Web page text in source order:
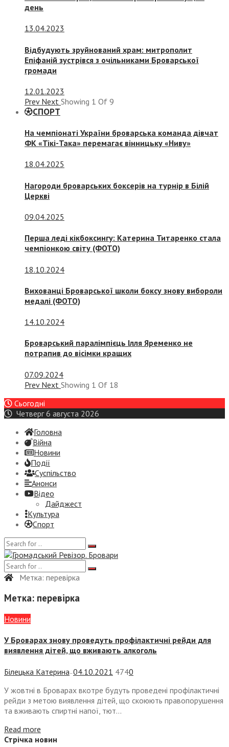
день
13.04.2023
Відбудують зруйнований храм: митрополит
Епіфаній зустрівся з очільниками Броварської
громади
12.01.2023
Prev Next Showing 1 Of 9
СПОРТ
На чемпіонаті України броварська команда дівчат
ФК «Тікі-Така» перемагає вінницьку «Ниву»
18.04.2025
Нагороди броварських боксерів на турнір в Білій
Церкві
09.04.2025
Перша леді кікбоксингу: Катерина Титаренко стала
чемпіонкою світу (ФОТО)
18.10.2024
Вихованці Броварської школи боксу знову вибороли
медалі (ФОТО)
14.10.2024
Броварський паралімпієць Ілля Яременко не
потрапив до вісімки кращих
07.09.2024
Prev Next Showing 1 Of 18
Сьогодні
Четверг 6 августа 2026
Головна
Війна
Новини
Події
Суспiльство
Анонси
Відео
Дайджест
Культура
Спорт
Метка: перевірка
Метка: перевірка
Новини
У Броварах знову проведуть профілактичні рейди для
виявлення дітей, що вживають алкоголь
Білецька Катерина —04.10.2021 4740
У жовтні в Броварах вкотре будуть проведені профілактичні
рейди з метою виявлення дітей, що скоюють правопорушення
та вживають спиртні напої, тют...
Read more
Стрічка новин